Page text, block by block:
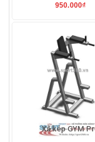
950.000₫
Xà kép GYM